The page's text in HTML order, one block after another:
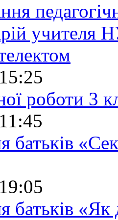
учителя
роботи 3
батьків
батьків